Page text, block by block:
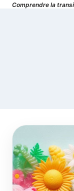
Comprendre la